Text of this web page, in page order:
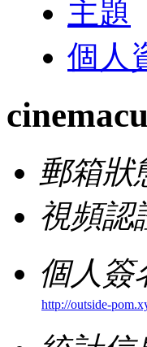
主題
個人
郵箱狀
視頻認
個人簽
http://outside-